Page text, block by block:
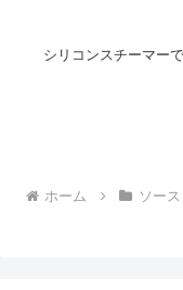
シリコンスチーマー
ホーム ソー